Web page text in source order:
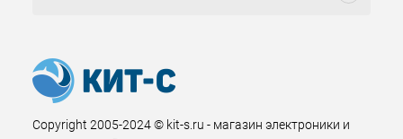
Copyright 2005-2024 © kit-s.ru - магазин электроники и